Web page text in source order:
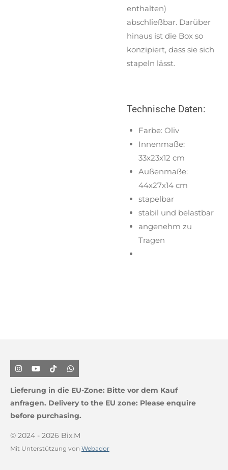
enthalten)
abschließbar. Darüber
hinaus ist die Box so
konzipiert, dass sie sich
stapeln lässt.
Technische Daten:
Farbe: Oliv
Innenmaße:
33x23x12 cm
Außenmaße:
44x27x14 cm
stapelbar
stabil und belastbar
angenehm zu
Tragen
I
n
t
a
r
m
Y
o
T
u
e
T
i
T
o
W
h
a
t
s
p
Lieferung in die EU-Zone: Bitte vor dem Kauf
anfragen. Delivery to the EU zone: Please enquire
before purchasing.
© 2024 - 2026 Bix.M
Mit Unterstützung von Webador